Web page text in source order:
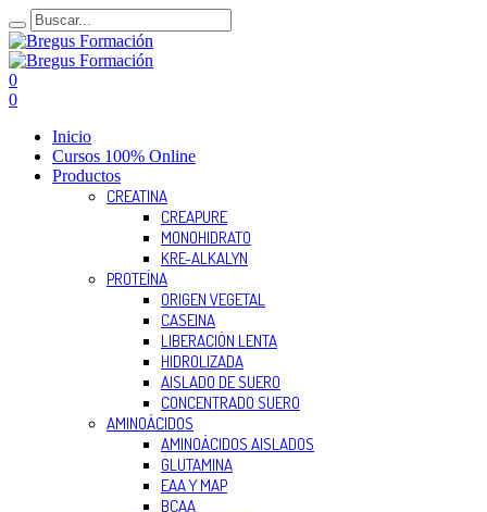
0
0
Inicio
Cursos 100% Online
Productos
CREATINA
CREAPURE
MONOHIDRATO
KRE-ALKALYN
PROTEÍNA
ORIGEN VEGETAL
CASEINA
LIBERACIÓN LENTA
HIDROLIZADA
AISLADO DE SUERO
CONCENTRADO SUERO
AMINOÁCIDOS
AMINOÁCIDOS AISLADOS
GLUTAMINA
EAA Y MAP
BCAA